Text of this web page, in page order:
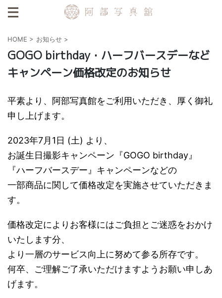
HOME > お知らせ >
GOGO birthday・ハーフバースデーなど
キャンペーン価格改定のお知らせ
平素より、阿部写真館をご利用いただき、厚く御礼
申し上げます。
2023年7月1日 (土) より、
お誕生日撮影キャンペーン『GOGO birthday』
『ハーフバースデー』キャンペーンなどの
一部商品に関して価格改定を実施させていただきま
す。
価格改定によりお客様にはご負担とご迷惑をおかけ
いたします分、
より一層のサービス向上に努めて参る所存です。
何卒、ご理解ご了承いただけますようお願い申しあ
げます。